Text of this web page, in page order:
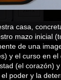
casa,
mazo inicial
de una
y el curso en
(el corazón)
poder y la